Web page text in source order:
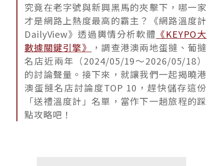
究竟在老字號與新興黑馬的夾擊下，哪一家
才是網路上熱度最高的霸主？《網路溫度計
DailyView》透過輿情分析軟體 《KEYPO大
數據關鍵引擎》
，調查港澳兩地蛋撻、葡撻
名店近兩年（2024/05/19～2026/05/18）
的討論聲量。接下來，就讓我們一起揭曉港
澳蛋撻名店討論度TOP 10，趕快儲存這份
「送禮溫度計」名單，當作下一趟旅程的踩
點攻略吧！